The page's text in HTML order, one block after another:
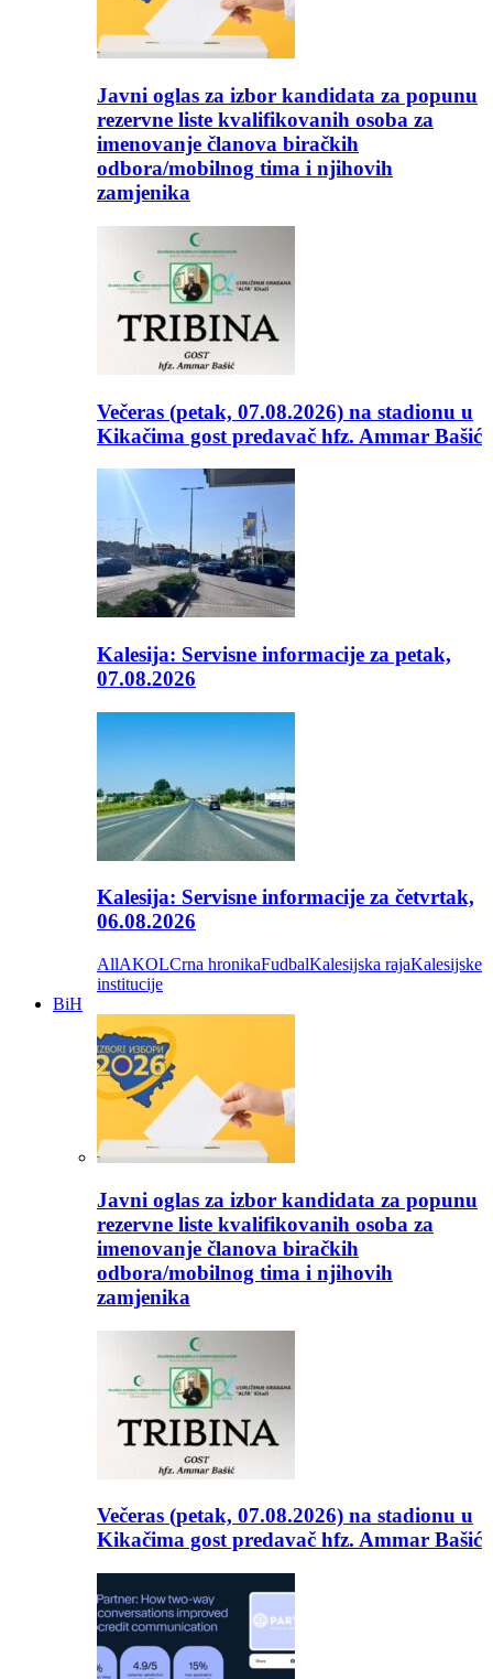
Javni oglas za izbor kandidata za popunu
rezervne liste kvalifikovanih osoba za
imenovanje članova biračkih
odbora/mobilnog tima i njihovih
zamjenika
Večeras (petak, 07.08.2026) na stadionu u
Kikačima gost predavač hfz. Ammar Bašić
Kalesija: Servisne informacije za petak,
07.08.2026
Kalesija: Servisne informacije za četvrtak,
06.08.2026
AllAKOLCrna hronikaFudbalKalesijska rajaKalesijske
institucije
BiH
Javni oglas za izbor kandidata za popunu
rezervne liste kvalifikovanih osoba za
imenovanje članova biračkih
odbora/mobilnog tima i njihovih
zamjenika
Večeras (petak, 07.08.2026) na stadionu u
Kikačima gost predavač hfz. Ammar Bašić